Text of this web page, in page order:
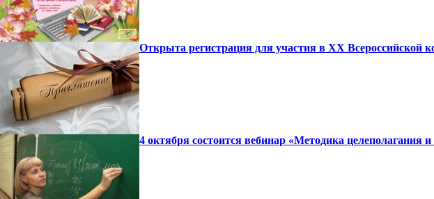
Открыта регистрация для участия в XX
4 октября состоится вебинар «Методика целеполагания